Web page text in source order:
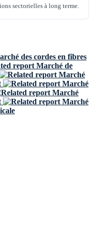
sectorielles à long terme.
des cordes en fibres
Marché de
Marché
Marché
Marché
Marché